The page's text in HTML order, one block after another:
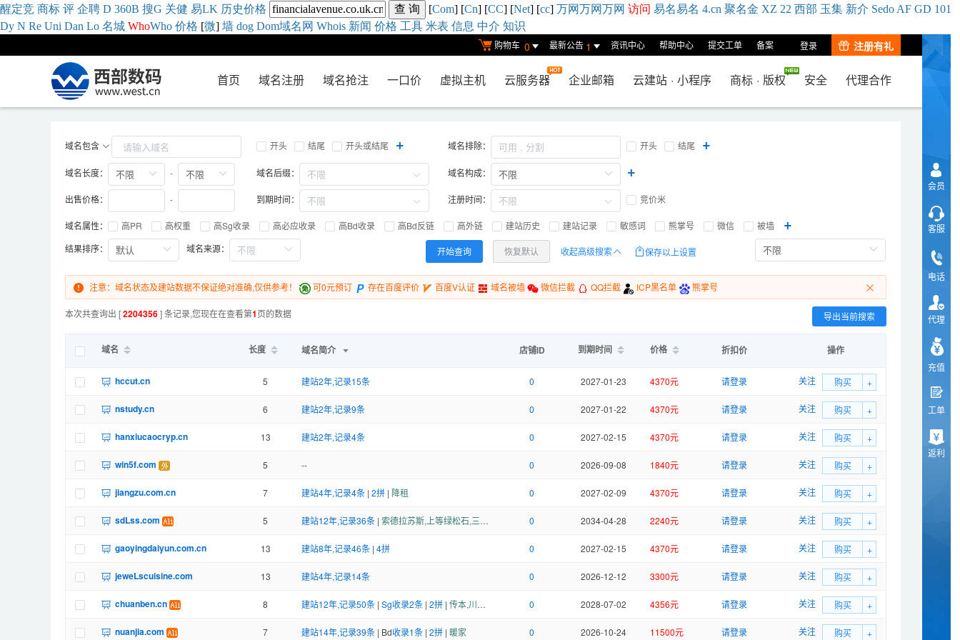
醒定竞 商标 评 企聘 D 360B 搜G 关健 易LK 历史价格 [Com] [Cn] [CC] [Net] [cc] 万网万网万网 访问 易名易名 4.cn 聚名金 XZ 22 西部 玉集 新介 Sedo AF GD 101
Dy N Re Uni Dan Lo 名城 WhoWho 价格 [微] 墙 dog Dom域名网 Whois 新闻 价格 工具 米表 信息 中介 知识